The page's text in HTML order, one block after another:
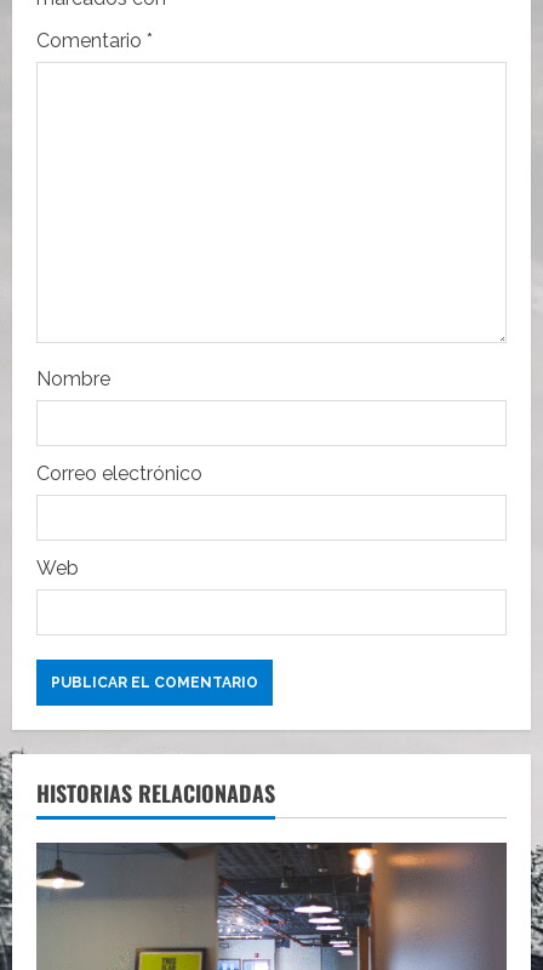
ó
t
r
a
d
a
s
Comentario *
Nombre
Correo electrónico
Web
HISTORIAS RELACIONADAS